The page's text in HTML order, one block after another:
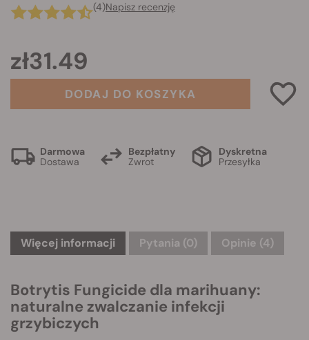
(4)Napisz recenzję
zł31.49
DODAJ DO KOSZYKA
Darmowa
Dostawa
Bezpłatny
Zwrot
Dyskretna
Przesyłka
Więcej informacji Pytania (0) Opinie (4)
Botrytis Fungicide dla marihuany:
naturalne zwalczanie infekcji
grzybiczych